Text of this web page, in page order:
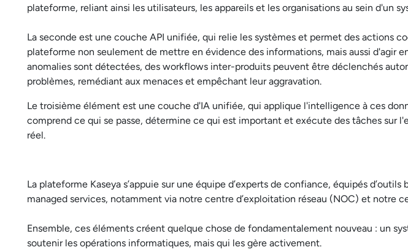
plateforme, reliant ainsi les utilisateurs, les appareils et les organisations au sein d'un
La seconde est une couche API unifiée, qui relie les systèmes et permet des actions
plateforme non seulement de mettre en évidence des informations, mais aussi d'agir
anomalies sont détectées, des workflows inter-produits peuvent être déclenchés
problèmes, remédiant aux menaces et empêchant leur aggravation.
Le troisième élément est une couche d'IA unifiée, qui applique l'intelligence à ces
comprend ce qui se passe, détermine ce qui est important et exécute des tâches sur
réel.
La plateforme Kaseya s’appuie sur une équipe d’experts de confiance, équipés d’outils
managed services, notamment via notre centre d’exploitation réseau (NOC) et notre
Ensemble, ces éléments créent quelque chose de fondamentalement nouveau : un
soutenir les opérations informatiques, mais qui les gère activement.